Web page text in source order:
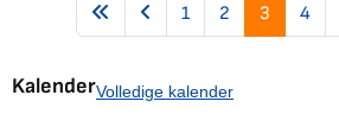
1 2 3 4
KalenderVolledige kalender